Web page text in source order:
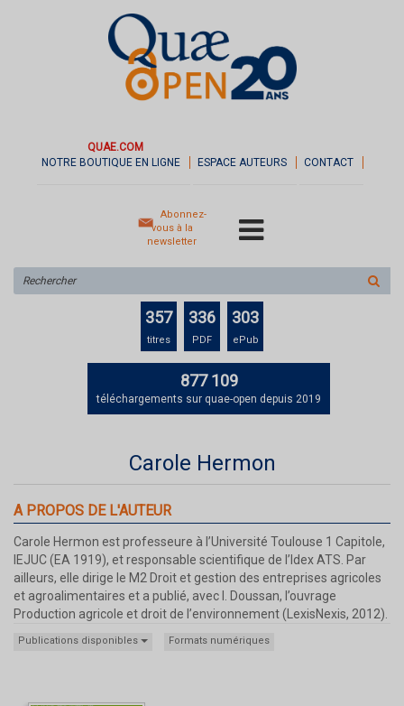
QUAE.COM
NOTRE BOUTIQUE EN LIGNE
ESPACE AUTEURS CONTACT
Abonnez-
vous à la
newsletter
sur
le
357
titres
336
PDF
303
ePub
877 109
téléchargements sur quae-open depuis 2019
Carole Hermon
A PROPOS DE L'AUTEUR
Carole Hermon est professeure à l’Université Toulouse 1 Capitole,
IEJUC (EA 1919), et responsable scientifique de l’Idex ATS. Par
ailleurs, elle dirige le M2 Droit et gestion des entreprises agricoles
et agroalimentaires et a publié, avec I. Doussan, l’ouvrage
Production agricole et droit de l’environnement (LexisNexis, 2012).
Publications disponibles Formats numériques